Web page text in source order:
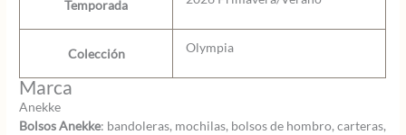
Temporada
Colección Olympia
Marca
Anekke
Bolsos Anekke: bandoleras, mochilas, bolsos de hombro, carteras,